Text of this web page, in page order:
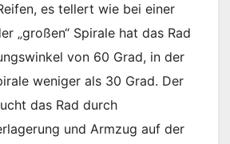
es tellert wie bei einer
„großen“ Spirale hat das Rad
von 60 Grad, in der
weniger als 30 Grad. Der
das Rad durch
und Armzug auf der